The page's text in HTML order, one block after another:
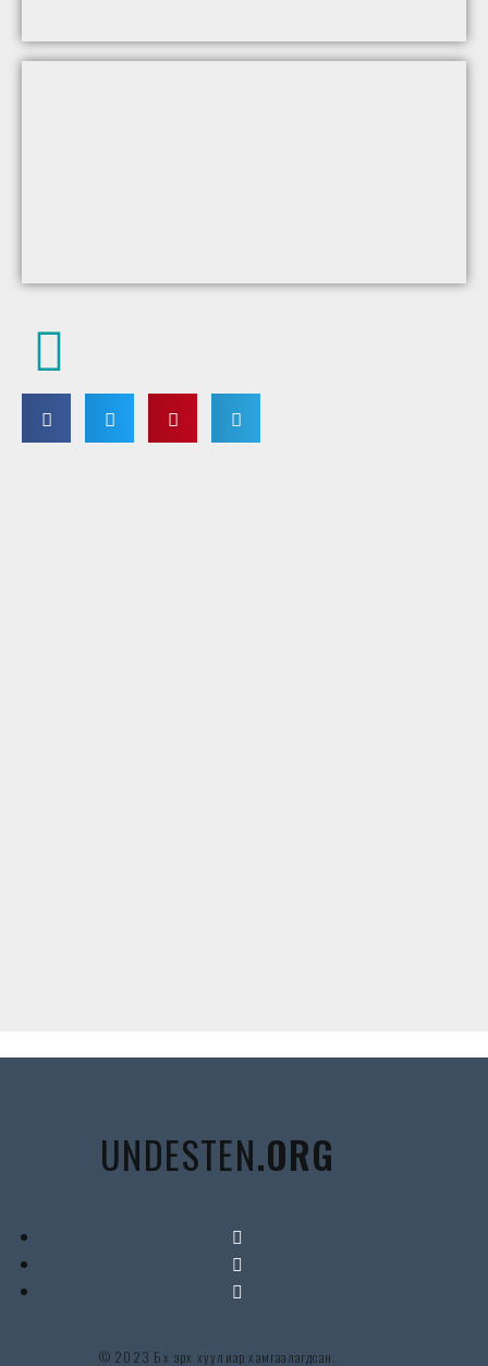
UNDESTEN.ORG
© 2023 Бүх эрх хуулиар хамгаалагдсан.